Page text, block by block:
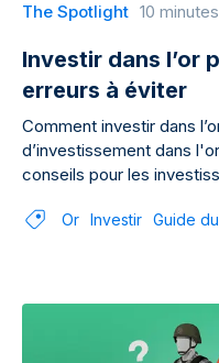
The Spotlight 10
Investir dans l’or
erreurs à éviter
Comment investir dans
d’investissement dans
conseils pour les
Or Investir Guide